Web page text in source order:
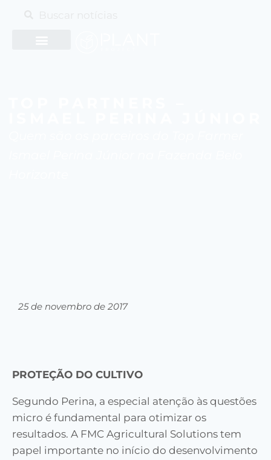
25 de novembro de 2017
PROTEÇÃO DO CULTIVO
Segundo Perina, a especial atenção às questões
micro é fundamental para otimizar os
resultados. A FMC Agricultural Solutions tem
papel importante no início do desenvolvimento